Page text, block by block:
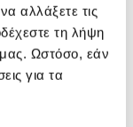
αλλάξετε τις
τη λήψη
Ωστόσο, εάν
για τα
ανάγκες,
του. Μπορείτε
να το
γρήγορα. Με μία
τα άμεσα